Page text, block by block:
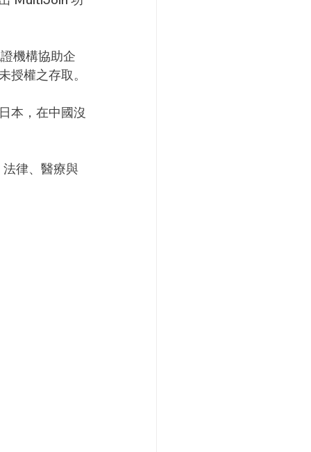
機構協助企
權之存取。
本，在中國沒
律、醫療與